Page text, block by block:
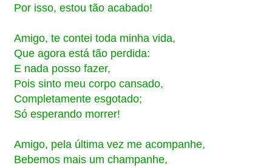
Por isso, estou tão acabado!
Amigo, te contei toda minha vida,
Que agora está tão perdida:
E nada posso fazer,
Pois sinto meu corpo cansado,
Completamente esgotado;
Só esperando morrer!
Amigo, pela última vez me acompanhe,
Bebemos mais um champanhe,